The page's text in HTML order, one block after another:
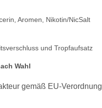
Aromen, Nikotin/NicSalt
und Tropfaufsatz
Wahl
gemäß EU-Verordnung